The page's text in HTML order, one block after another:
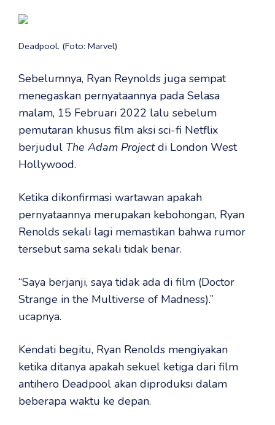
Deadpool. (Foto: Marvel)
Sebelumnya, Ryan Reynolds juga sempat
menegaskan pernyataannya pada Selasa
malam, 15 Februari 2022 lalu sebelum
pemutaran khusus film aksi sci-fi Netflix
berjudul The Adam Projectdi London West
Hollywood.
Ketika dikonfirmasi wartawan apakah
pernyataannya merupakan kebohongan, Ryan
Renolds sekali lagi memastikan bahwa rumor
tersebut sama sekali tidak benar.
“Saya berjanji, saya tidak ada di film (Doctor
Strange in the Multiverse of Madness).”
ucapnya.
Kendati begitu, Ryan Renolds mengiyakan
ketika ditanya apakah sekuel ketiga dari film
antihero Deadpool akan diproduksi dalam
beberapa waktu ke depan.